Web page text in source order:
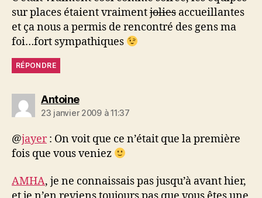
sur places étaient vraimentjolies accueillantes
et ça nous a permis de rencontré des gens ma
foi…fort sympathiques
RÉPONDRE
Antoinedit :
23 janvier 2009 à 11:37
@jayer: On voit que ce n’était que la première
fois que vous veniez
AMHA, je ne connaissais pas jusqu’à avant hier,